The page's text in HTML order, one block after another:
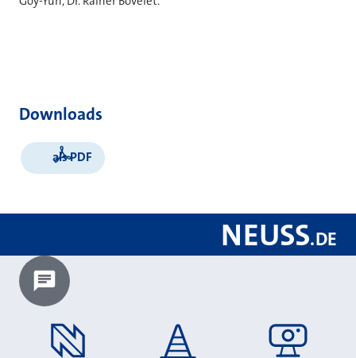
Downloads
als PDF
NEUSS.DE
Chatbot laden?